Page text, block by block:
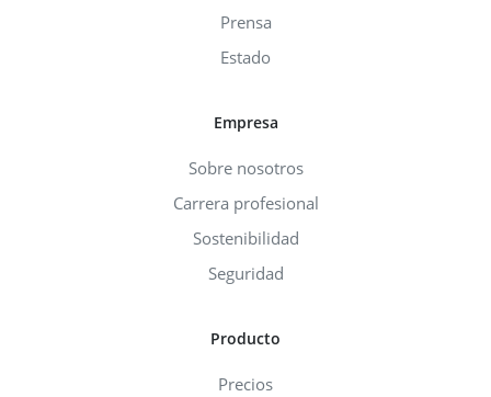
Prensa
Estado
Empresa
Sobre nosotros
Carrera profesional
Sostenibilidad
Seguridad
Producto
Precios